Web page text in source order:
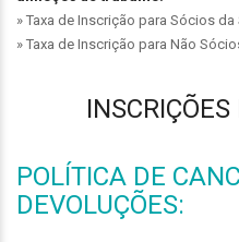
» Taxa de Inscrição para Sócios da
» Taxa de Inscrição para Não
POLÍTICA DE
DEVOLUÇÕES: